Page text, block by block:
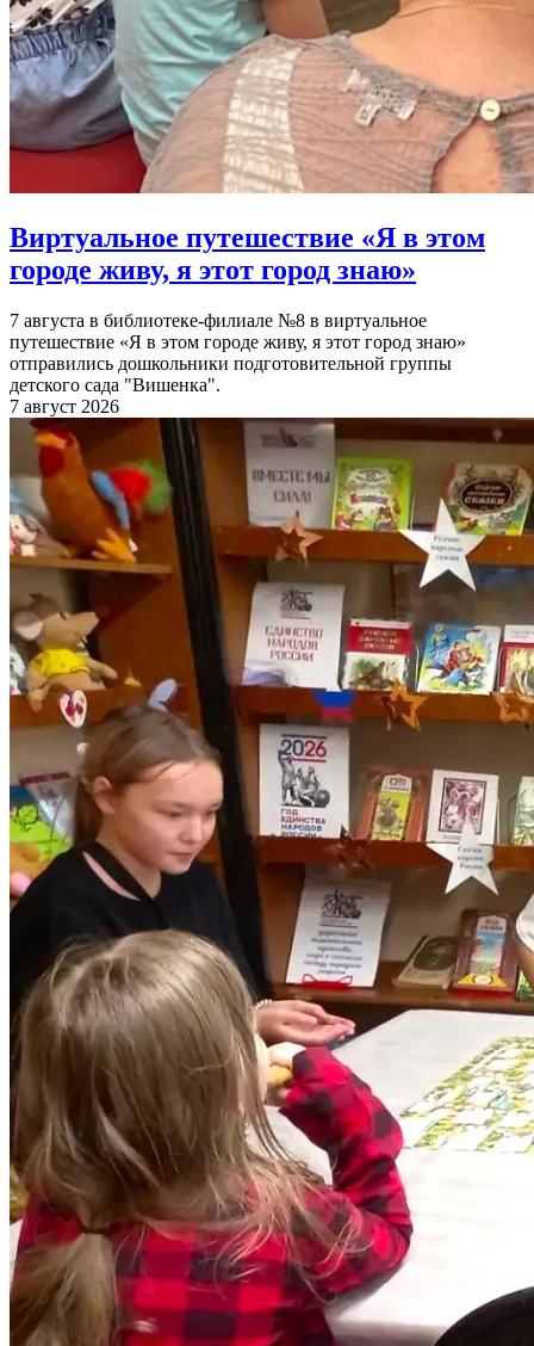
Виртуальное путешествие «Я в этом
городе живу, я этот город знаю»
7 августа в библиотеке-филиале №8 в виртуальное
путешествие «Я в этом городе живу, я этот город знаю»
отправились дошкольники подготовительной группы
детского сада "Вишенка".
7 август 2026